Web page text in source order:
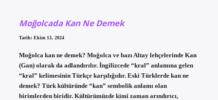
Moğolcada Kan Ne Demek
Tarih: Ekim 13, 2024
Moğolca kan ne demek? Moğolca ve bazı Altay lehçelerinde Kan
(Gan) olarak da adlandırılır. İngilizcede “kral” anlamına gelen
“kral” kelimesinin Türkçe karşılığıdır. Eski Türklerde kan ne
demek? Türk kültüründe “kan” sembolik anlamı olan
birimlerden biridir. Kültürümüzde kimi zaman arındırıcı,